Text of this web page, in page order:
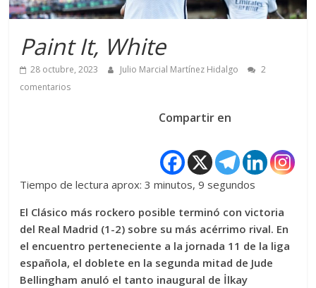
Paint It, White
28 octubre, 2023 Julio Marcial Martínez Hidalgo
2
comentarios
Compartir en
Tiempo de lectura aprox: 3 minutos, 9 segundos
El Clásico más rockero posible terminó con victoria
del Real Madrid (1-2) sobre su más acérrimo rival. En
el encuentro perteneciente a la jornada 11 de la liga
española, el doblete en la segunda mitad de Jude
Bellingham anuló el tanto inaugural de İlkay